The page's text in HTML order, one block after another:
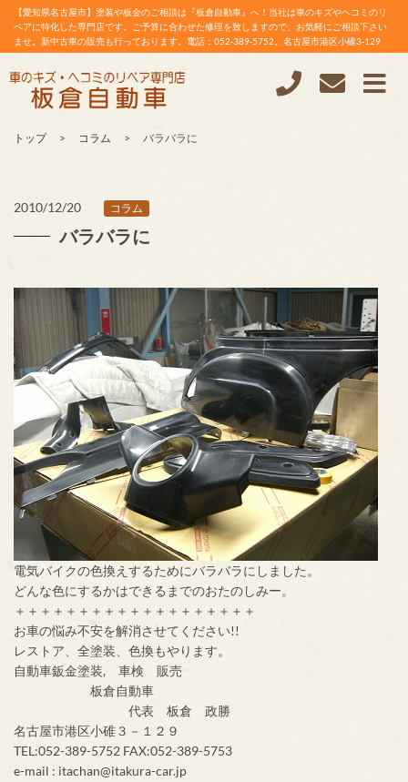
【愛知県名古屋市】塗装や板金のご相談は『板倉自動車』へ！当社は車のキズやヘコミのリ
ペアに特化した専門店です。ご予算に合わせた修理を致しますので、お気軽にご相談下さい
ませ。新中古車の販売も行っております。電話：052-389-5752。名古屋市港区小碓3-129
トップ コラム バラバラに
2010/12/20 コラム
バラバラに
電気バイクの色換えするためにバラバラにしました。
どんな色にするかはできるまでのおたのしみー。
＋＋＋＋＋＋＋＋＋＋＋＋＋＋＋＋＋＋＋
お車の悩み不安を解消させてください!!
レストア、全塗装、色換もやります。
自動車鈑金塗装, 車検 販売
板倉自動車
代表 板倉 政勝
名古屋市港区小碓３－１２９
TEL:052-389-5752 FAX:052-389-5753
e-mail : itachan@itakura-car.jp